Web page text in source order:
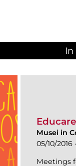
Musei in
05/10/2016
Meetings